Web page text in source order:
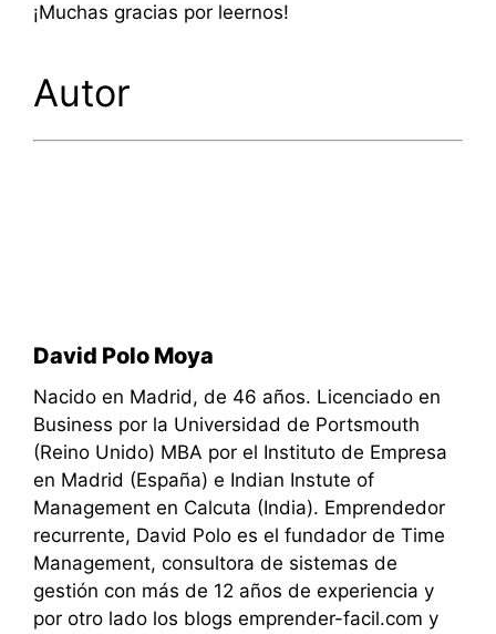
¡Muchas gracias por leernos!
Autor
David Polo Moya
Nacido en Madrid, de 46 años. Licenciado en
Business por la Universidad de Portsmouth
(Reino Unido) MBA por el Instituto de Empresa
en Madrid (España) e Indian Instute of
Management en Calcuta (India). Emprendedor
recurrente, David Polo es el fundador de Time
Management, consultora de sistemas de
gestión con más de 12 años de experiencia y
por otro lado los blogs emprender-facil.com y